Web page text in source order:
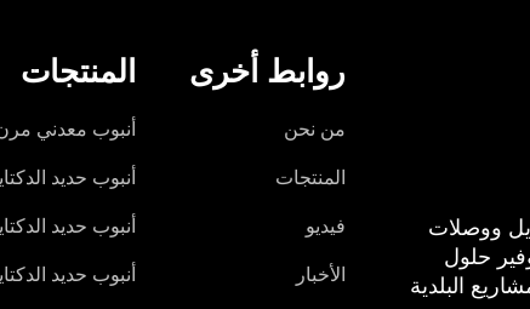
ووصلات
حلول
البلدية
روابط أخرى
من نحن
المنتجات
فيديو
الأخبار
المنتجات
أنبوب معدني مرن
أنبوب حديد
أنبوب حديد
أنبوب حديد